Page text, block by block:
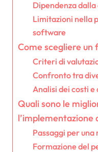
Dipendenza
Limitazioni nella
software
Come scegliere un
Criteri di
Confronto tra
Analisi dei costi e
Quali sono le
l’implementazione
Passaggi per
Formazione del